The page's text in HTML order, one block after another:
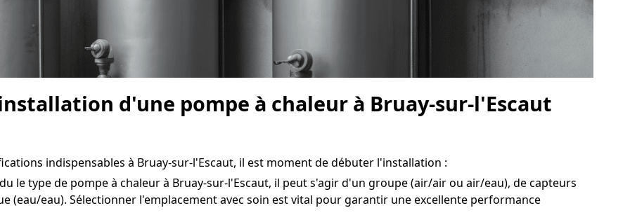
d'une pompe à chaleur à Bruay-sur-l'Escaut
indispensables à Bruay-sur-l'Escaut, il est moment de débuter l'installation :
le type de pompe à chaleur à Bruay-sur-l'Escaut, il peut s'agir d'un groupe (air/air ou air/eau), de capteurs
(eau/eau). Sélectionner l'emplacement avec soin est vital pour garantir une excellente performance